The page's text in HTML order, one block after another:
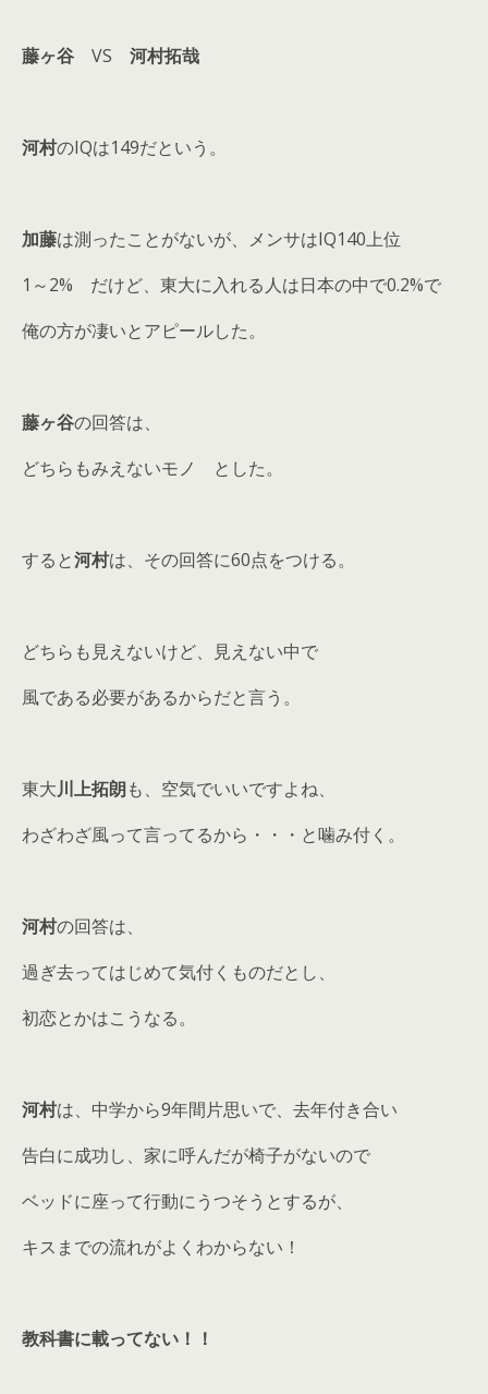
藤ヶ谷 VS 河村拓哉
河村のIQは149だという。
加藤は測ったことがないが、メンサはIQ140上位
1～2% だけど、東大に入れる人は日本の中で0.2%で
俺の方が凄いとアピールした。
藤ヶ谷の回答は、
どちらもみえないモノ とした。
すると河村は、その回答に60点をつける。
どちらも見えないけど、見えない中で
風である必要があるからだと言う。
東大川上拓朗も、空気でいいですよね、
わざわざ風って言ってるから・・・と噛み付く。
河村の回答は、
過ぎ去ってはじめて気付くものだとし、
初恋とかはこうなる。
河村は、中学から9年間片思いで、去年付き合い
告白に成功し、家に呼んだが椅子がないので
ベッドに座って行動にうつそうとするが、
キスまでの流れがよくわからない！
教科書に載ってない！！